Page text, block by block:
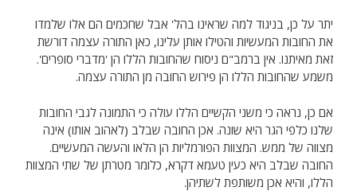
יתר על כן, בניגוד למה שראינו בהל' אבל שחכמים הם אלו שלמדו
את החובות המעשיות והטילו אותן עלינו, כאן התורה עצמה דורשת
זאת מאיתנו. אין ברמב"ם ניסוח שהחובות הללו הן 'מדברי סופרים'.
משמע שהחובות הללו הן פירוש החובה מן התורה עצמה.
אם כן, נראה כי משני הקשיים הללו עולה כי התמונה לגבי החובות
שלנו כלפי הגר היא שונה. אכן החובה שבלב (לאהוב אותו) אינה
מצווה של ממש. המצוות הפורמליות הן הלאו והעשה המעשיים.
החובה שבלב היא כעין טעמא דקרא, כלומר מטרתן של שתי המצוות
הללו, והיא אכן משותפת לשתיהן.